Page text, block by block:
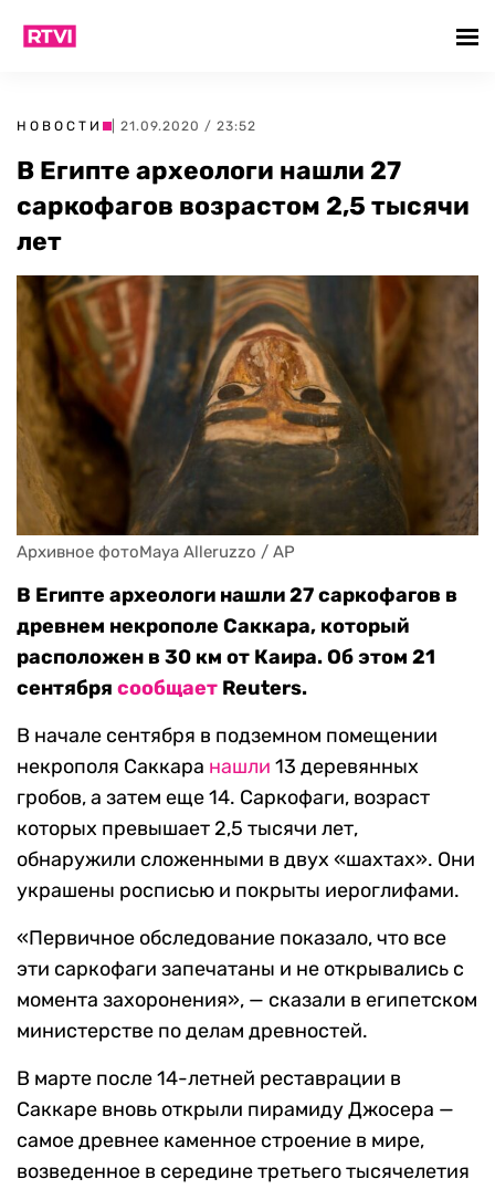
НОВОСТИ | 21.09.2020 / 23:52
В Египте археологи нашли 27
саркофагов возрастом 2,5 тысячи
лет
Архивное фотоMaya Alleruzzo / AP
В Египте археологи нашли 27 саркофагов в
древнем некрополе Саккара, который
расположен в 30 км от Каира. Об этом 21
сентября сообщает Reuters.
В начале сентября в подземном помещении
некрополя Саккара нашли 13 деревянных
гробов, а затем еще 14. Саркофаги, возраст
которых превышает 2,5 тысячи лет,
обнаружили сложенными в двух «шахтах». Они
украшены росписью и покрыты иероглифами.
«Первичное обследование показало, что все
эти саркофаги запечатаны и не открывались с
момента захоронения», — сказали в египетском
министерстве по делам древностей.
В марте после 14-летней реставрации в
Саккаре вновь открыли пирамиду Джосера —
самое древнее каменное строение в мире,
возведенное в середине третьего тысячелетия